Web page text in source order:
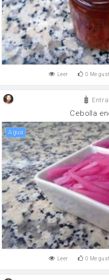
Leer 0 Me
Cebolla
agua
Leer 0 Me